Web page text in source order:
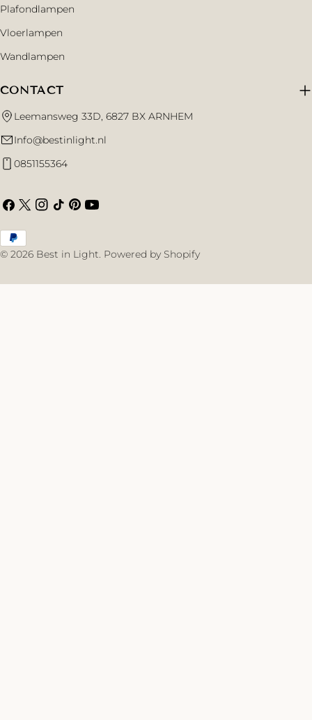
Plafondlampen
Vloerlampen
Wandlampen
CONTACT
Leemansweg 33D, 6827 BX ARNHEM
Info@bestinlight.nl
0851155364
Facebook
X
Instagram
TikTokPinterest
YouTube
© 2026 Best in Light. Powered by Shopify
Betaalmethoden